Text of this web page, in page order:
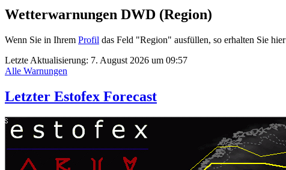
Wetterwarnungen DWD (Region)
Wenn Sie in Ihrem Profil das Feld "Region" ausfüllen, so erhalten Sie
Letzte Aktualisierung: 7. August 2026 um 09:57
Alle Warnungen
Letzter Estofex Forecast